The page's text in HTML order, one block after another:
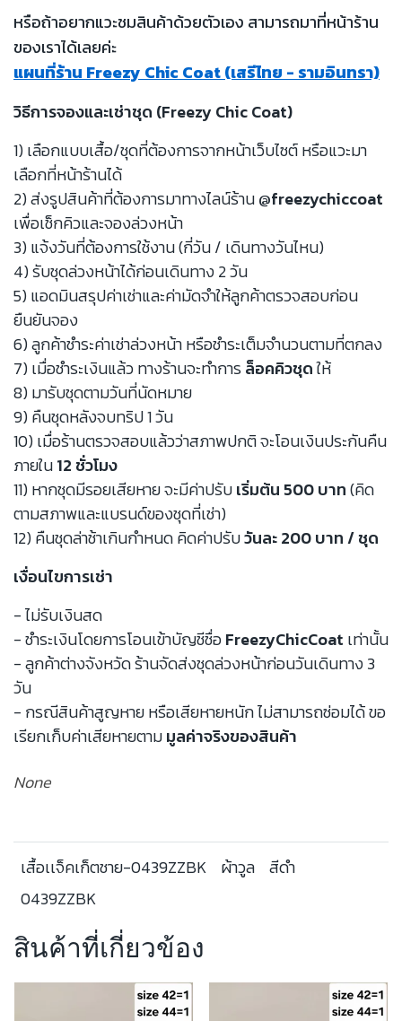
หรือถ้าอยากแวะชมสินค้าด้วยตัวเอง สามารถมาที่หน้าร้าน
ของเราได้เลยค่ะ
แผนที่ร้าน Freezy Chic Coat (เสรีไทย - รามอินทรา)
วิธีการจองและเช่าชุด (Freezy Chic Coat)
1) เลือกแบบเสื้อ/ชุดที่ต้องการจากหน้าเว็บไซต์ หรือแวะมา
เลือกที่หน้าร้านได้
2) ส่งรูปสินค้าที่ต้องการมาทางไลน์ร้าน@freezychiccoat
เพื่อเช็กคิวและจองล่วงหน้า
3) แจ้งวันที่ต้องการใช้งาน (กี่วัน / เดินทางวันไหน)
4) รับชุดล่วงหน้าได้ก่อนเดินทาง 2 วัน
5) แอดมินสรุปค่าเช่าและค่ามัดจำให้ลูกค้าตรวจสอบก่อน
ยืนยันจอง
6) ลูกค้าชำระค่าเช่าล่วงหน้า หรือชำระเต็มจำนวนตามที่ตกลง
7) เมื่อชำระเงินแล้ว ทางร้านจะทำการล็อคคิวชุดให้
8) มารับชุดตามวันที่นัดหมาย
9) คืนชุดหลังจบทริป 1 วัน
10) เมื่อร้านตรวจสอบแล้วว่าสภาพปกติ จะโอนเงินประกันคืน
ภายใน12 ชั่วโมง
11) หากชุดมีรอยเสียหาย จะมีค่าปรับเริ่มต้น 500 บาท(คิด
ตามสภาพและแบรนด์ของชุดที่เช่า)
12) คืนชุดล่าช้าเกินกำหนด คิดค่าปรับวันละ 200 บาท / ชุด
เงื่อนไขการเช่า
- ไม่รับเงินสด
- ชำระเงินโดยการโอนเข้าบัญชีชื่อFreezyChicCoat เท่านั้น
- ลูกค้าต่างจังหวัด ร้านจัดส่งชุดล่วงหน้าก่อนวันเดินทาง 3
วัน
- กรณีสินค้าสูญหาย หรือเสียหายหนัก ไม่สามารถซ่อมได้ ขอ
เรียกเก็บค่าเสียหายตามมูลค่าจริงของสินค้า
None
เสื้อเเจ็คเก็ตชาย-0439ZZBK ผ้าวูล สีดำ
0439ZZBK
สินค้าที่เกี่ยวข้อง